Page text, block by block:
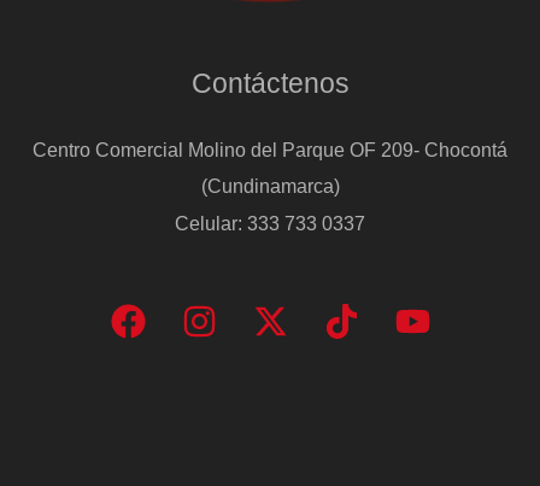
Contáctenos
Centro Comercial Molino del Parque OF 209- Chocontá
(Cundinamarca)
Celular: 333 733 0337